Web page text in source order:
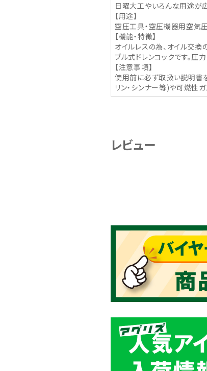
日曜大工やいろんな用途が
【用途】
空圧工具・空圧機器用空気
【機能・特徴】
オイルレスの為、オイル交
ブル式ドレンコックです。圧
【注意事項】
使用前に必ず取扱い説明書
リン・シンナー等)や可燃性
レビュー